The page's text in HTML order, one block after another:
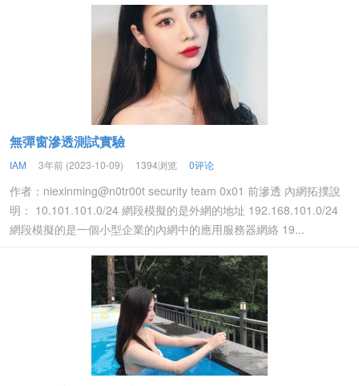
無彈窗滲透測試實驗
IAM 3年前 (2023-10-09) 1394浏览 0评论
作者：niexinming@n0tr00t security team 0x01 前滲透 內網拓撲說
明： 10.101.101.0/24 網段模擬的是外網的地址 192.168.101.0/24
網段模擬的是一個小型企業的內網中的應用服務器網絡 19...